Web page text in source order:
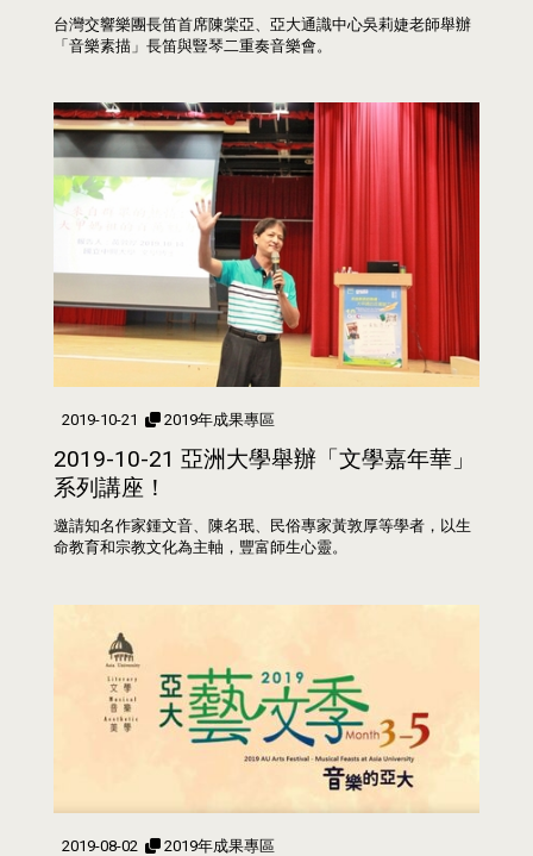
台灣交響樂團長笛首席陳棠亞、亞大通識中心吳莉婕老師舉辦
「音樂素描」長笛與豎琴二重奏音樂會。
2019-10-21 2019年成果專區
2019-10-21 亞洲大學舉辦「文學嘉年華」
系列講座！
邀請知名作家鍾文音、陳名珉、民俗專家黃敦厚等學者，以生
命教育和宗教文化為主軸，豐富師生心靈。
2019-08-02 2019年成果專區